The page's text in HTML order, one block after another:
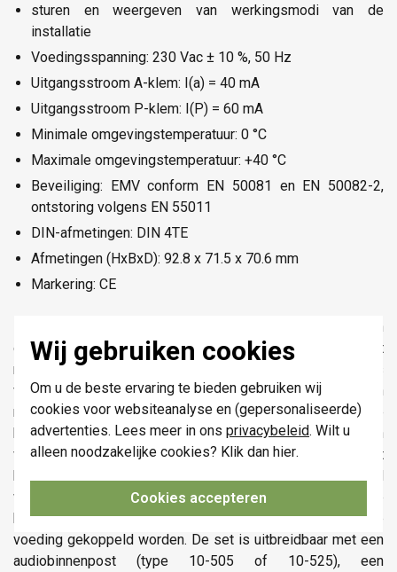
Wij gebruiken cookies
Om u de beste ervaring te bieden gebruiken wij
cookies voor websiteanalyse en (gepersonaliseerde)
advertenties. Lees meer in ons privacybeleid. Wilt u
alleen noodzakelijke cookies? Klik dan hier.
Cookies accepteren
sturen en weergeven van werkingsmodi van de
installatie
Voedingsspanning: 230 Vac ± 10 %, 50 Hz
Uitgangsstroom A-klem: I(a) = 40 mA
Uitgangsstroom P-klem: I(P) = 60 mA
Minimale omgevingstemperatuur: 0 °C
Maximale omgevingstemperatuur: +40 °C
Beveiliging: EMV conform EN 50081 en EN 50082-2,
ontstoring volgens EN 55011
DIN-afmetingen: DIN 4TE
Afmetingen (HxBxD): 92.8 x 71.5 x 70.6 mm
Markering: CE
Deze tweedraads audiokit is samengesteld uit een
opbouwbuitenpost met één beldrukknop, een binnenpost
met hoorn en een voedingsmodule. De kit is
voorgeprogrammeerd, zodat u enkel nog de aansluitingen
moet maken! De microfoon en luidspreker van de
buitenpost zijn regelbaar. De buitenpost is voorzien van een
verlicht tekstveld voor personalisatie. Aan de binnenpost
kan het volume van de beltoon geregeld en uitgeschakeld
worden. De communicatie met de bezoeker gebeurt via de
klassieke hoorn. Het deurslot kan rechtstreeks aan de
voeding gekoppeld worden. De set is uitbreidbaar met een
audiobinnenpost (type 10-505 of 10-525), een